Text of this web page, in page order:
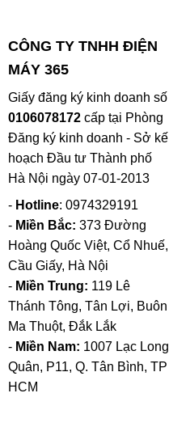
CÔNG TY TNHH ĐIỆN
MÁY 365
Giấy đăng ký kinh doanh số
0106078172cấp tại Phòng
Đăng ký kinh doanh - Sở kế
hoạch Đầu tư Thành phố
Hà Nội ngày 07-01-2013
- Hotline: 0974329191
- Miền Bắc: 373 Đường
Hoàng Quốc Việt, Cổ Nhuế,
Cầu Giấy, Hà Nội
- Miền Trung: 119 Lê
Thánh Tông, Tân Lợi, Buôn
Ma Thuột, Đắk Lắk
- Miền Nam: 1007 Lạc Long
Quân, P11, Q. Tân Bình, TP
HCM